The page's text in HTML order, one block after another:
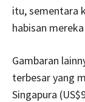
itu, sementara
habisan
Gambaran
terbesar yang
Singapura